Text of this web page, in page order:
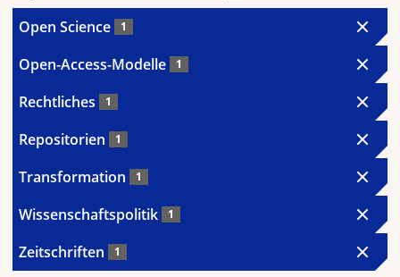
Open Science 1
Open-Access-Modelle 1
Rechtliches 1
Repositorien 1
Transformation 1
Wissenschaftspolitik 1
Zeitschriften 1